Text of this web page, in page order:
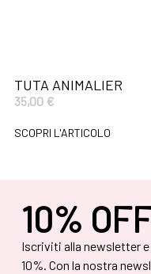
TUTA ANIMALIER
35,00 €
SCOPRI L'ARTICOLO
10%
Iscriviti alla newsletter e
10%. Con la nostra